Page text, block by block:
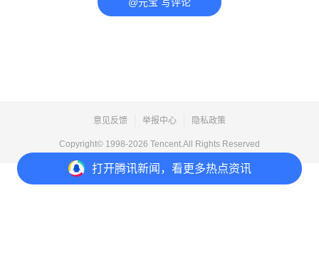
打开腾讯新闻，看更多热点资讯
意见反馈 举报中心 隐私政策
Copyright© 1998-2026 Tencent.All Rights Reserved